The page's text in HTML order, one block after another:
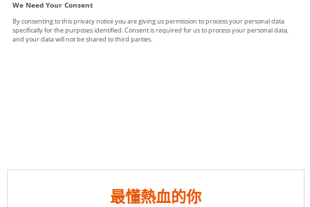
最懂熱血的你